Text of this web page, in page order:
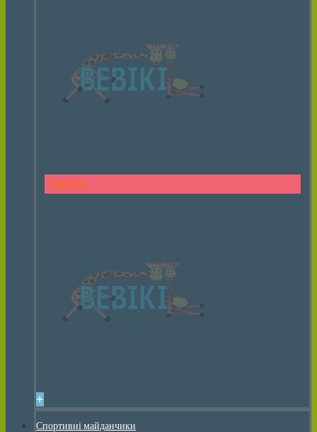
Тарзанка
+
Спортивні майданчики